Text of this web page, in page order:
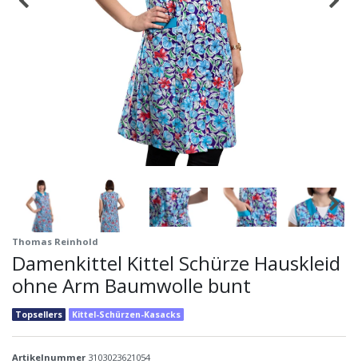
Thomas Reinhold
Damenkittel Kittel Schürze Hauskleid
ohne Arm Baumwolle bunt
Topsellers Kittel-Schürzen-Kasacks
Artikelnummer 3103023621054